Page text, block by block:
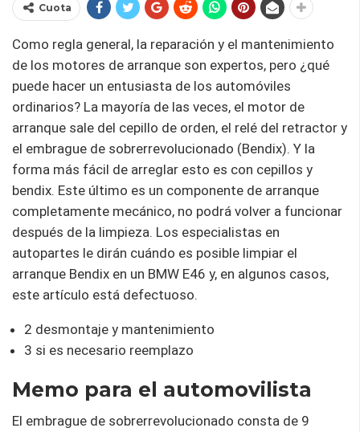
Cuota
Como regla general, la reparación y el mantenimiento
de los motores de arranque son expertos, pero ¿qué
puede hacer un entusiasta de los automóviles
ordinarios? La mayoría de las veces, el motor de
arranque sale del cepillo de orden, el relé del retractor y
el embrague de sobrerrevolucionado (Bendix). Y la
forma más fácil de arreglar esto es con cepillos y
bendix. Este último es un componente de arranque
completamente mecánico, no podrá volver a funcionar
después de la limpieza. Los especialistas en
autopartes le dirán cuándo es posible limpiar el
arranque Bendix en un BMW E46 y, en algunos casos,
este artículo está defectuoso.
2 desmontaje y mantenimiento
3 si es necesario reemplazo
Memo para el automovilista
El embrague de sobrerrevolucionado consta de 9